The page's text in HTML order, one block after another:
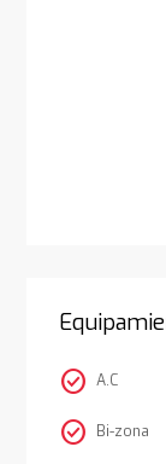
check_circle A.C
check_circle Bi-zona